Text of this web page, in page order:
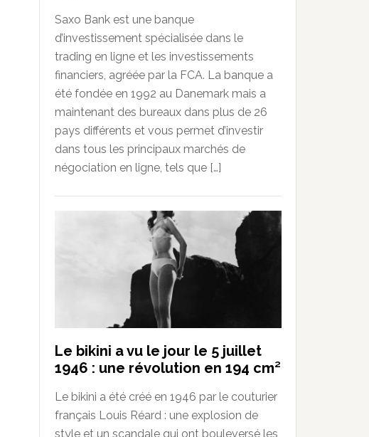
Saxo Bank est une banque
d’investissement spécialisée dans le
trading en ligne et les investissements
financiers, agréée par la FCA. La banque a
été fondée en 1992 au Danemark mais a
maintenant des bureaux dans plus de 26
pays différents et vous permet d’investir
dans tous les principaux marchés de
négociation en ligne, tels que […]
Le bikini a vu le jour le 5 juillet
1946 : une révolution en 194 cm²
Le bikini a été créé en 1946 par le couturier
français Louis Réard : une explosion de
style et un scandale qui ont bouleversé les